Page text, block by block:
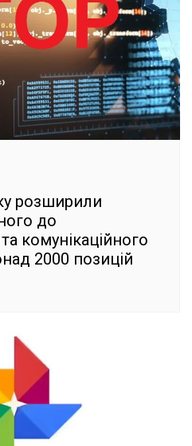
розширили
до
комунікаційного
2000 позицій